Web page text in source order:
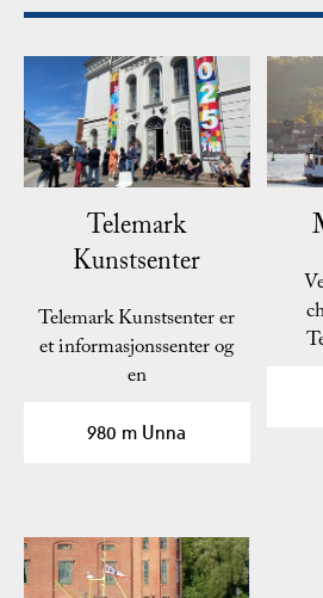
Telemark
Kunstsenter
Telemark Kunstsenter er
et informasjonssenter og
en
980 m Unna